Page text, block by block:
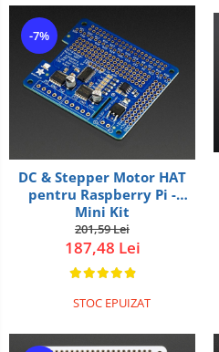
-7%
DC & Stepper Motor HAT
pentru Raspberry Pi -
Mini Kit
201,59 Lei
187,48 Lei
STOC EPUIZAT